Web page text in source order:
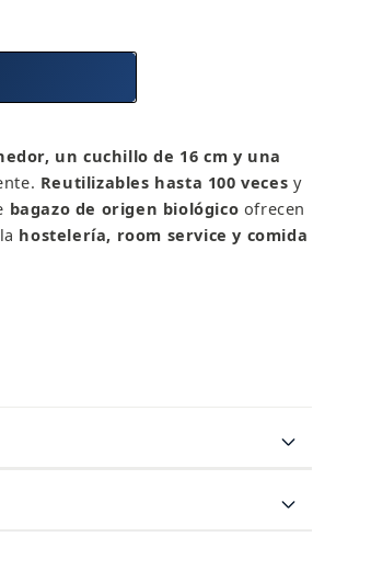
un cuchillo de 16 cm y una
Reutilizables hasta 100 veces y
bagazo de origen biológico ofrecen
hostelería, room service y comida